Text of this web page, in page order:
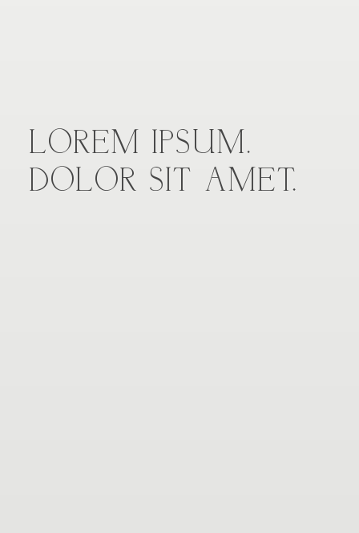
LOREM IPSUM.
DOLOR SIT AMET.